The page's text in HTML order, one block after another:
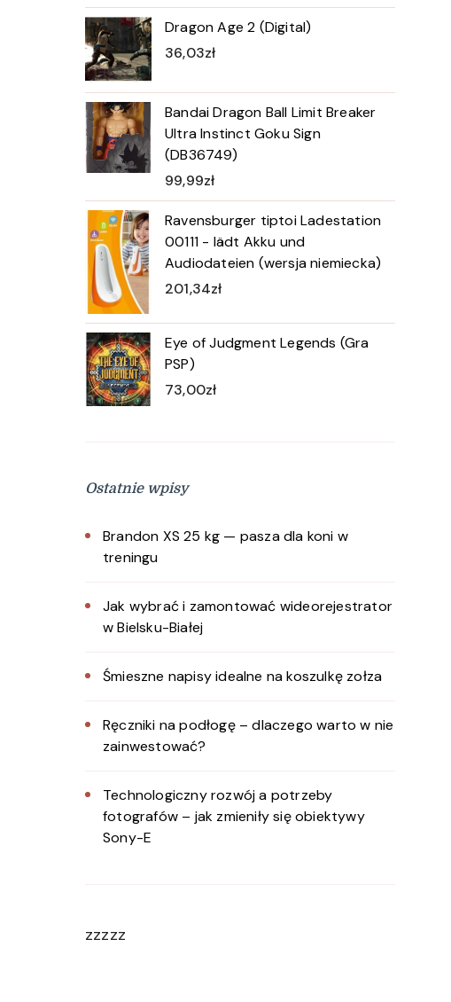
Dragon Age 2 (Digital)
36,03zł
Bandai Dragon Ball Limit Breaker
Ultra Instinct Goku Sign
(DB36749)
99,99zł
Ravensburger tiptoi Ladestation
00111 - lädt Akku und
Audiodateien (wersja niemiecka)
201,34zł
Eye of Judgment Legends (Gra
PSP)
73,00zł
Ostatnie wpisy
Brandon XS 25 kg — pasza dla koni w
treningu
Jak wybrać i zamontować wideorejestrator
w Bielsku-Białej
Śmieszne napisy idealne na koszulkę zołza
Ręczniki na podłogę – dlaczego warto w nie
zainwestować?
Technologiczny rozwój a potrzeby
fotografów – jak zmieniły się obiektywy
Sony-E
zzzzz